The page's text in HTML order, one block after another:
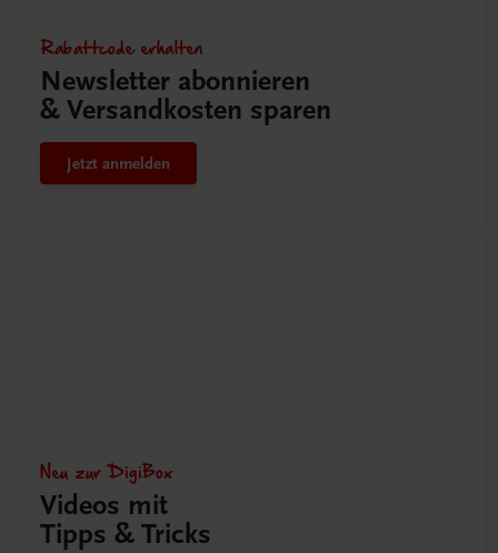
Rabattcode erhalten
Newsletter abonnieren
& Versandkosten sparen
Jetzt anmelden
Neu zur DigiBox
Videos mit
Tipps & Tricks